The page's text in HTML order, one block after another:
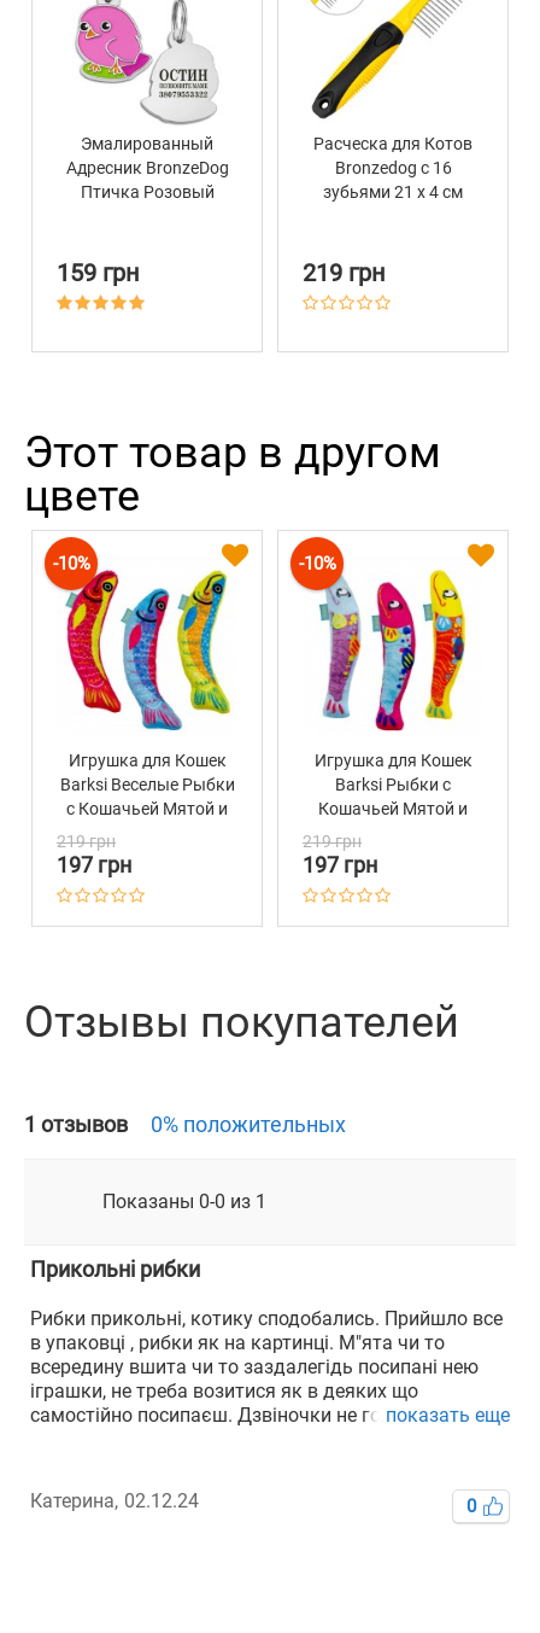
Эмалированный
Адресник BronzeDog
Птичка Розовый
159 грн
Расческа для Котов
Bronzedog с 16
зубьями 21 х 4 см
219 грн
Этот товар в другом
цвете
-10%
Игрушка для Кошек
Barksi Веселые Рыбки
с Кошачьей Мятой и
Колокольчиком
219 грн
197 грн
-10%
Игрушка для Кошек
Barksi Рыбки с
Кошачьей Мятой и
Колокольчиком
219 грн
197 грн
Отзывы покупателей
1 отзывов 0% положительных
Показаны 0-0 из 1
Прикольні рибки
Рибки прикольні, котику сподобались. Прийшло все
в упаковці , рибки як на картинці. М"ята чи то
всередину вшита чи то заздалегідь посипані нею
іграшки, не треба возитися як в деяких що
самостійно посипаєш. Дзвіночки не голосні тож не
Замовленням дуже задоволена, окремо классно що
українського виробництва
показать еще
Катерина, 02.12.24 0